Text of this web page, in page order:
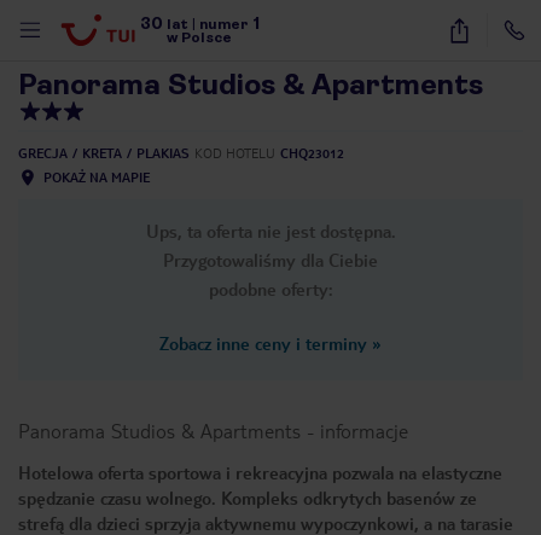
30 lat numer 1
w Polsce
42
Panorama Studios & Apartments
GRECJA KRETA PLAKIAS KOD HOTELU CHQ23012
POKAŻ NA MAPIE
Ups, ta oferta nie jest dostępna.
Przygotowaliśmy dla Ciebie
podobne oferty:
Zobacz inne ceny i terminy »
Panorama Studios & Apartments - informacje
Hotelowa oferta sportowa i rekreacyjna pozwala na elastyczne
spędzanie czasu wolnego. Kompleks odkrytych basenów ze
strefą dla dzieci sprzyja aktywnemu wypoczynkowi, a na tarasie